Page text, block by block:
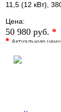
11,5 (12 кВт),
Цена:
50 980 руб. *
*Актуальную
В избранное